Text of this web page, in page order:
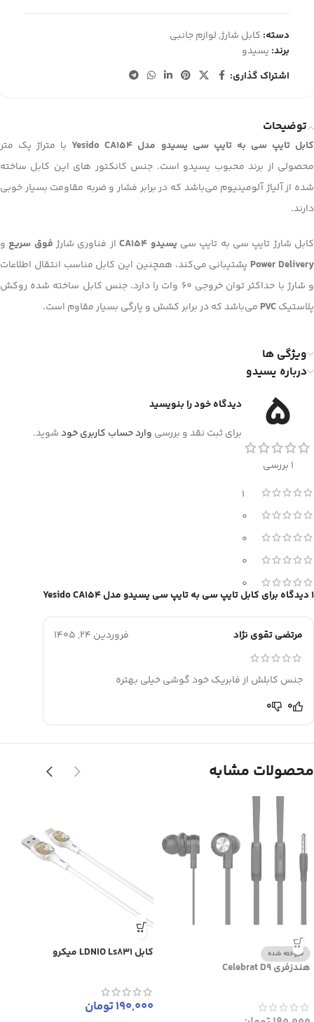
دسته: کابل شارژ, لوازم جانبی
برند: یسیدو
اشتراک گذاری:
توضیحات
کابل تایپ سی به تایپ سی یسیدو مدل Yesido CA154
با متراژ یک متر
محصولی از برند محبوب یسیدو است. جنس کانکتور های این کابل ساخته
شده از آلیاژ آلومینیوم می‌باشد که در برابر فشار و ضربه مقاومت بسیار خوبی
دارند.
کابل شارژ تایپ سی به تایپ سی یسیدو CA154 از فناوری شارژ فوق سریع و
Power Delivery پشتیبانی می‌کند، همچنین این کابل مناسب انتقال اطلاعات
و شارژ با حداکثر توان خروجی 60 وات را دارد. جنس کابل ساخته شده روکش
پلاستیکPVC می‌باشد که در برابر کشش و پارگی بسیار مقاوم است.
ویژگی ها
درباره یسیدو
5
1 بررسی
1
0
0
0
0
1 دیدگاه برای کابل تایپ سی به تایپ سی یسیدو مدل Yesido CA154
مرتضی تقوی نژاد فروردین 24, 1405
جنس کابلش از فابریک خود گوشی خیلی بهتره
0
0
دیدگاه خود را بنویسید
برای ثبت نقد و بررسی وارد حساب کاربری خودشوید.
محصولات مشابه
فروخته شده
هندزفری Celebrat D9
کابل LDNIO Ls831 میکرو
190,000تومان